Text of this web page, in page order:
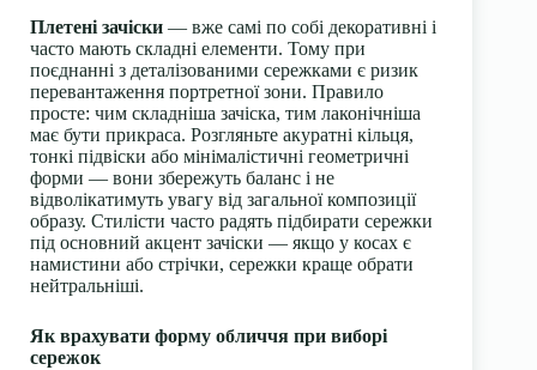
Плетені зачіски — вже самі по собі декоративні і
часто мають складні елементи. Тому при
поєднанні з деталізованими сережками є ризик
перевантаження портретної зони. Правило
просте: чим складніша зачіска, тим лаконічніша
має бути прикраса. Розгляньте акуратні кільця,
тонкі підвіски або мінімалістичні геометричні
форми — вони збережуть баланс і не
відволікатимуть увагу від загальної композиції
образу. Стилісти часто радять підбирати сережки
під основний акцент зачіски — якщо у косах є
намистини або стрічки, сережки краще обрати
нейтральніші.
Як врахувати форму обличчя при виборі
сережок